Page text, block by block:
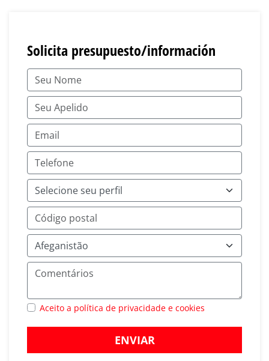
Solicita presupuesto/información
Aceito a política de privacidade e cookies
ENVIAR